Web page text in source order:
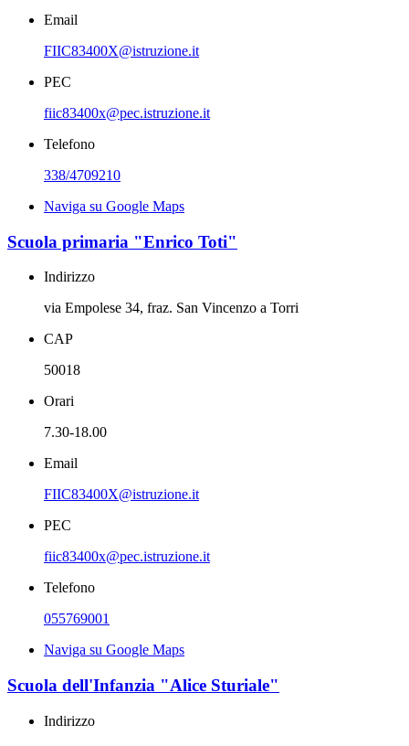
Email
FIIC83400X@istruzione.it
PEC
fiic83400x@pec.istruzione.it
Telefono
338/4709210
Naviga su Google Maps
Scuola primaria "Enrico Toti"
Indirizzo
via Empolese 34, fraz. San Vincenzo a Torri
CAP
50018
Orari
7.30-18.00
Email
FIIC83400X@istruzione.it
PEC
fiic83400x@pec.istruzione.it
Telefono
055769001
Naviga su Google Maps
Scuola dell'Infanzia "Alice Sturiale"
Indirizzo